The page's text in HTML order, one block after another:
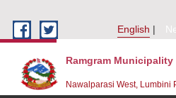
English
Ramgram Municipality
Nawalparasi West, Lumbini